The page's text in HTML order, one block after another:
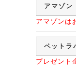
アマゾン
アマゾンは
ペットラ
プレゼント